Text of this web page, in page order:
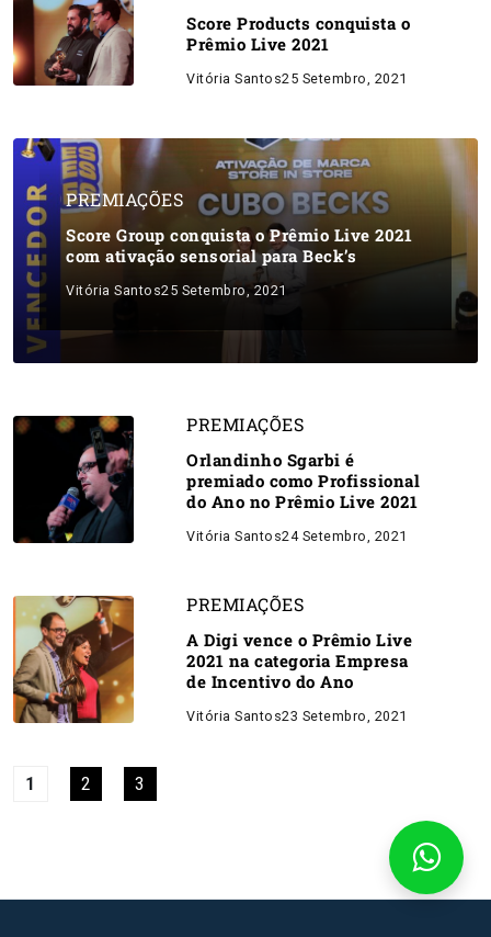
Score Products conquista o
Prêmio Live 2021
Vitória Santos25 Setembro, 2021
PREMIAÇÕES
Score Group conquista o Prêmio Live 2021
com ativação sensorial para Beck’s
Vitória Santos25 Setembro, 2021
PREMIAÇÕES
Orlandinho Sgarbi é
premiado como Profissional
do Ano no Prêmio Live 2021
Vitória Santos24 Setembro, 2021
PREMIAÇÕES
A Digi vence o Prêmio Live
2021 na categoria Empresa
de Incentivo do Ano
Vitória Santos23 Setembro, 2021
1 2 3